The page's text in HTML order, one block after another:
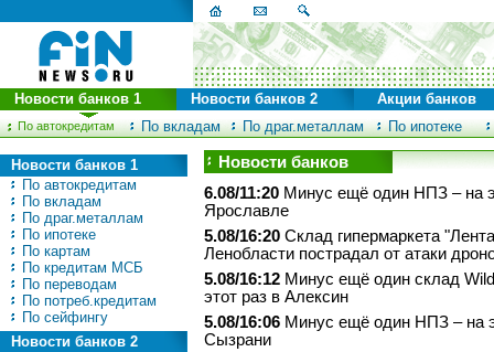
По автокредитам По вкладам По драг.металлам По ипотеке
Новости банков 1 Новости банков 2 Акции банков
Новости банков 1
По автокредитам
По вкладам
По драг.металлам
По ипотеке
По картам
По кредитам МСБ
По переводам
По потреб.кредитам
По сейфингу
Новости банков 2
Новости банков
6.08/11:20 Минус ещё один НПЗ – на
Ярославле
5.08/16:20 Склад гипермаркета
Ленобласти пострадал от атаки
5.08/16:12 Минус ещё один склад
этот раз в Алексин
5.08/16:06 Минус ещё один НПЗ – на
Сызрани